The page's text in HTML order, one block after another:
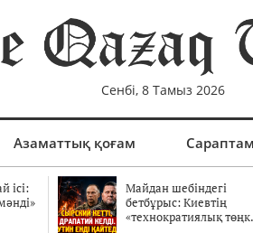
Сенбі, 8 Тамыз 2026
Азаматтық қоғам
ісі:
Майдан шебіндегі
бетбұрыс: Киевтің
«технократиялық